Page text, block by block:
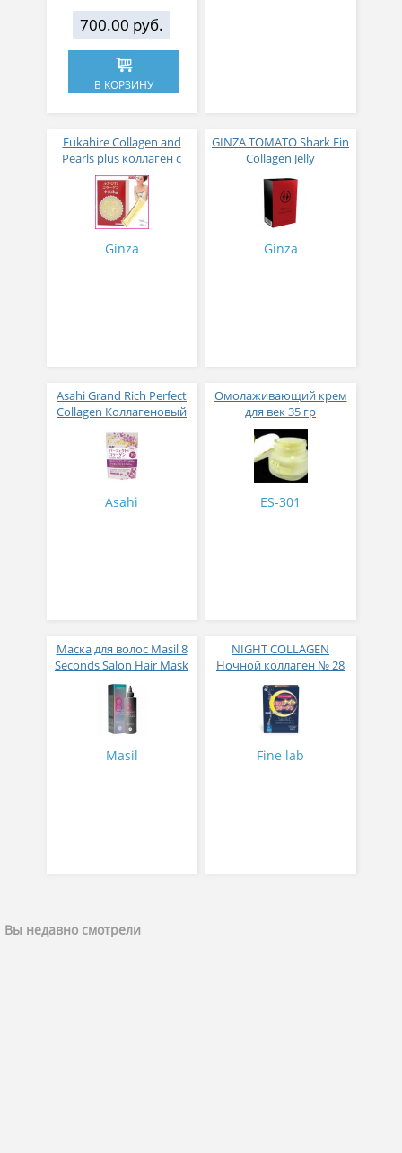
700.00 руб.
В КОРЗИНУ
Fukahire Collagen and
Pearls plus коллаген с
жемчужным порошком
№ 30
Ginza
GINZA TOMATO Shark Fin
Collagen Jelly
Коллагеновое желе из
плавников голубой
акулы со вкусом манго
№ 14
Ginza
Asahi Grand Rich Perfect
Collagen Коллагеновый
плацентой и
изофлавонами сои 228
гр
Asahi
Омолаживающий крем
для век 35 гр
ES-301
Маска для волос Masil 8
Seconds Salon Hair Mask
200 мл
Masil
NIGHT COLLAGEN
Ночной коллаген № 28
Fine lab
Вы недавно смотрели